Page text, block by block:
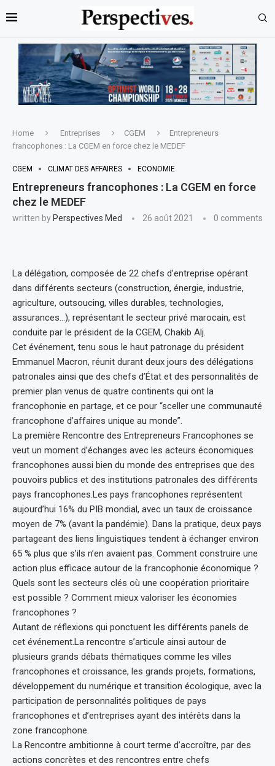
Home Entreprises CGEM
Entrepreneurs
francophones : La CGEM en force chez le MEDEF
CGEM CLIMAT DES AFFAIRES ECONOMIE
Entrepreneurs francophones : La CGEM en force
chez le MEDEF
written by Perspectives Med 26 août 2021 0 comments
La délégation, composée de 22 chefs d’entreprise opérant
dans différents secteurs (construction, énergie, industrie,
agriculture, outsoucing, villes durables, technologies,
assurances…), représentant le secteur privé marocain, est
conduite par le président de la CGEM, Chakib Alj.
Cet événement, tenu sous le haut patronage du président
Emmanuel Macron, réunit durant deux jours des délégations
patronales ainsi que des chefs d’État et des personnalités de
premier plan venus de quatre continents qui ont la
francophonie en partage, et ce pour “sceller une communauté
francophone d’affaires unique au monde”.
La première Rencontre des Entrepreneurs Francophones se
veut un moment d’échanges avec les acteurs économiques
francophones aussi bien du monde des entreprises que des
pouvoirs publics et des institutions patronales des différents
pays francophones.Les pays francophones représentent
aujourd’hui 16% du PIB mondial, avec un taux de croissance
moyen de 7% (avant la pandémie). Dans la pratique, deux pays
partageant des liens linguistiques tendent à échanger environ
65 % plus que s’ils n’en avaient pas. Comment construire une
action plus efficace autour de la francophonie économique ?
Quels sont les secteurs clés où une coopération prioritaire
est possible ? Comment mieux valoriser les économies
francophones ?
Autant de réflexions qui ponctuent les différents panels de
cet événement.La rencontre s’articule ainsi autour de
plusieurs grands débats thématiques comme les villes
francophones et croissance, les grands projets, formations,
développement du numérique et transition écologique, avec la
participation de personnalités politiques de pays
francophones et d’entreprises ayant des intérêts dans la
zone francophone.
La Rencontre ambitionne à court terme d’accroître, par des
actions concrètes et des rencontres entre chefs